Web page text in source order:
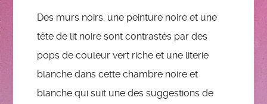
Des murs noirs, une peinture noire et une
tête de lit noire sont contrastés par des
pops de couleur vert riche et une literie
blanche dans cette chambre noire et
blanche qui suit une des suggestions de